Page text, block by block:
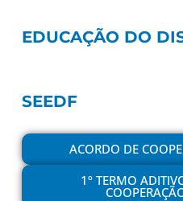
EDUCAÇÃO DO
SEEDF
ACORDO DE
1º TERMO